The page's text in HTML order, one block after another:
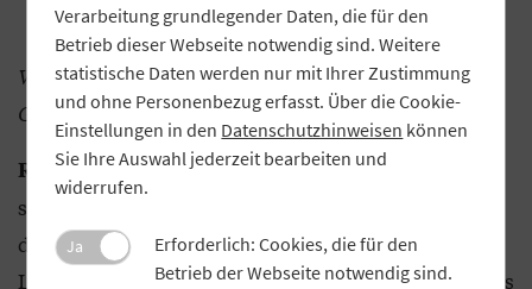
Was will die Volksbank Raiffeisenbank Rhön-
Grabfeld mit der Aktion erreichen?
Reif:Die Wochen vor Weihnachten sind zwar
stressig, aber für die meisten Menschen dennoch
die schönste Zeit im Jahr. Überall blinken
Lichterketten, auf den Weihnachtsmärkten duftet es
Verarbeitung grundlegender Daten, die für den
Betrieb dieser Webseite notwendig sind. Weitere
statistische Daten werden nur mit Ihrer Zustimmung
und ohne Personenbezug erfasst. Über die Cookie-
Einstellungen in den Datenschutzhinweisen können
Sie Ihre Auswahl jederzeit bearbeiten und
widerrufen.
Ja
Erforderlich: Cookies, die für den
Betrieb der Webseite notwendig sind.